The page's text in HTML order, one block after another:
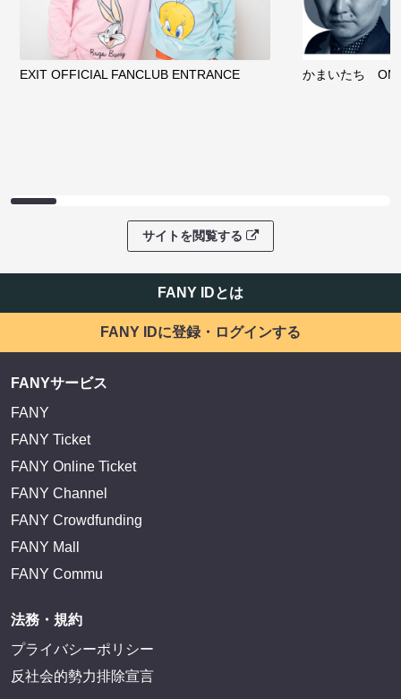
EXIT OFFICIAL FANCLUB ENTRANCE かまいたち
サイトを閲覧する
FANY IDとは
FANY IDに登録・ログインする
FANYサービス
FANY
FANY Ticket
FANY Online Ticket
FANY Channel
FANY Crowdfunding
FANY Mall
FANY Commu
法務・規約
プライバシーポリシー
反社会的勢力排除宣言